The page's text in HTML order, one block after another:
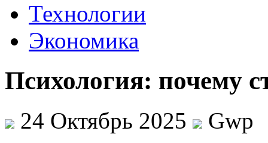
Технологии
Экономика
Психология: почему
24 Октябрь 2025
Gwp